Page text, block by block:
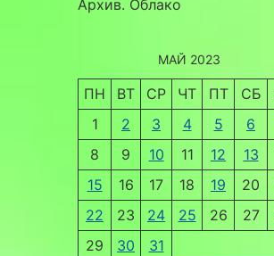
Архив. Облако
МАЙ 2023
ПН ВТ СР ЧТ ПТ СБ
1
2 3 4 5 6
8
9 10 11 12 13
15
16 17 18 19 20
22
23 24 25 26 27
29
30 31